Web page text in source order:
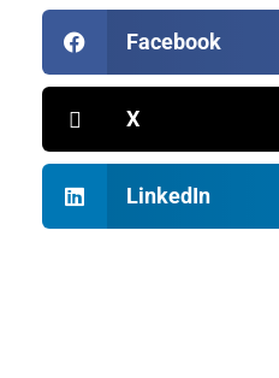
Facebook
X
LinkedIn